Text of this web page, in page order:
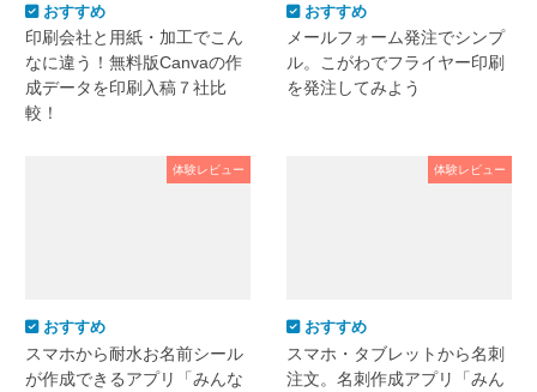
おすすめ
印刷会社と用紙・加工でこん
なに違う！無料版Canvaの作
成データを印刷入稿７社比
較！
おすすめ
メールフォーム発注でシンプ
ル。こがわでフライヤー印刷
を発注してみよう
体験レビュー
おすすめ
スマホから耐水お名前シール
が作成できるアプリ「みんな
体験レビュー
おすすめ
スマホ・タブレットから名刺
注文。名刺作成アプリ「みん